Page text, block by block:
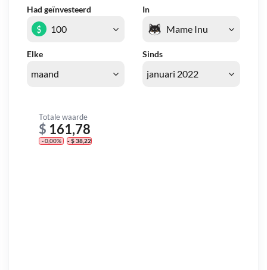
Had geïnvesteerd In
Elke Sinds
$
Totale waarde
$ 161,78
- 0,00% - $ 38,22